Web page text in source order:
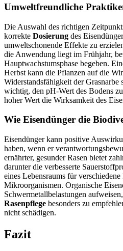
Umweltfreundliche
Die Auswahl des richtigen
korrekte Dosierung des
umweltschonende Effekte zu
die Anwendung liegt im Frühjahr,
Hauptwachstumsphase begeben.
Herbst kann die Pflanzen auf die
Widerstandsfähigkeit der Grasnarbe
wichtig, den pH-Wert des Bodens
hoher Wert die Wirksamkeit des
Wie Eisendünger die
Eisendünger kann positive
haben, wenn er
ernährter, gesunder Rasen bietet
darunter die verbesserte
eines Lebensraums für verschiedene
Mikroorganismen. Organische
Schwermetallbelastungen
Rasenpflege besonders zu
nicht schädigen.
Fazit